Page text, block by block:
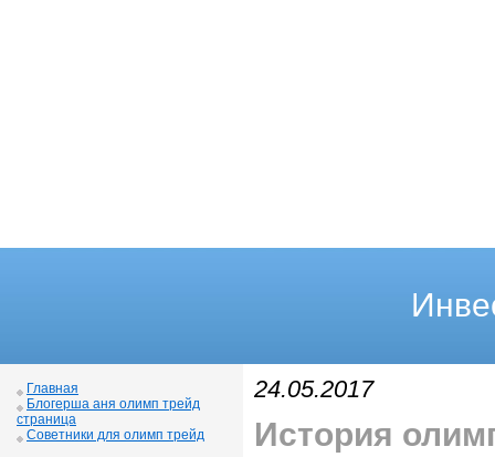
Главная
Блогерша аня олимп трейд
страница
Советники для олимп трейд
24.05.2017
История